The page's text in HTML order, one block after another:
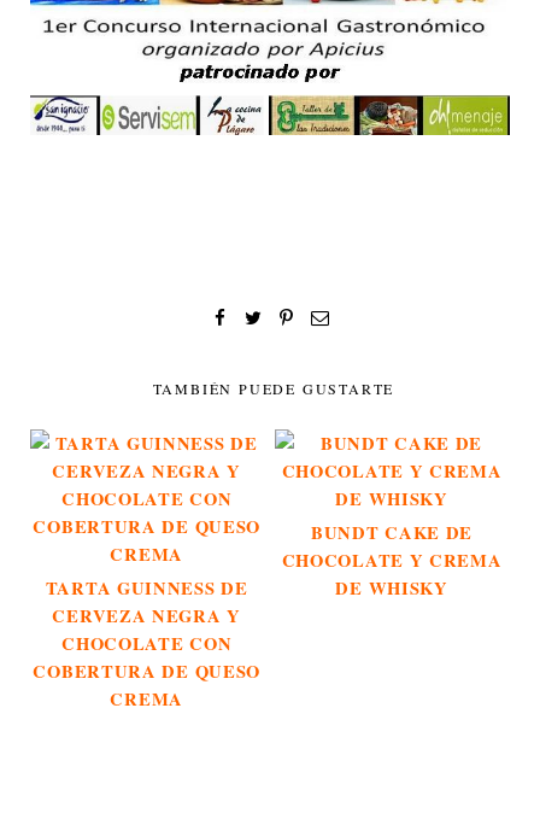
TAMBIÉN PUEDE GUSTARTE
TARTA GUINNESS DE
CERVEZA NEGRA Y
CHOCOLATE CON
COBERTURA DE QUESO
CREMA
BUNDT CAKE DE
CHOCOLATE Y CREMA
DE WHISKY